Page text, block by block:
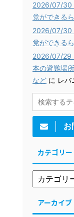
2026/07/30
党ができる
2026/07/30
党ができる
2026/07/29
本の避難場
など に レバ
お
カテゴリー
アーカイブ